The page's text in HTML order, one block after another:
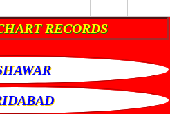
RECORDS